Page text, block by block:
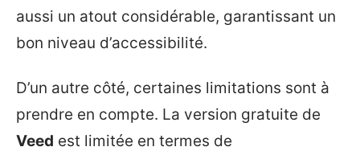
aussi un atout considérable, garantissant un
bon niveau d’accessibilité.
D’un autre côté, certaines limitations sont à
prendre en compte. La version gratuite de
Veed est limitée en termes de